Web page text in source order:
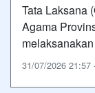
Tata Laksana
Agama
31/07/2026 21:57